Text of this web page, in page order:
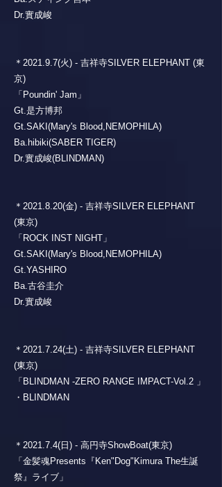
Dr.實成峻
＊2021.9.7(火) - 吉祥寺SILVER ELEPHANT (東
京)
「Poundin' Jam」
Gt.是方博邦
Gt.SAKI(Mary's Blood,NEMOPHILA)
Ba.hibiki(SABER TIGER)
Dr.實成峻(BLINDMAN)
＊2021.8.20(金) - 吉祥寺SILVER ELEPHANT
(東京)
「ROCK INST NIGHT」
Gt.SAKI(Mary's Blood,NEMOPHILA)
Gt.YASHIRO
Ba.古谷圭介
Dr.實成峻
＊2021.7.24(土) - 吉祥寺SILVER ELEPHANT
(東京)
「BLINDMAN -ZERO RANGE IMPACT-Vol.2 」
・BLINDMAN
＊2021.7.4(日) - 高円寺ShowBoat(東京)
「金髪魂Presents『Ken"Dog"Kimura The生誕
祭』ライブ」